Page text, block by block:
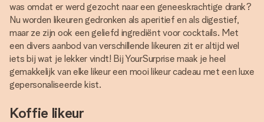
was omdat er werd gezocht naar een geneeskrachtige drank?
Nu worden likeuren gedronken als aperitief en als digestief,
maar ze zijn ook een geliefd ingrediënt voor cocktails. Met
een divers aanbod van verschillende likeuren zit er altijd wel
iets bij wat je lekker vindt! Bij YourSurprise maak je heel
gemakkelijk van elke likeur een mooi likeur cadeau met een luxe
gepersonaliseerde kist.
Koffie likeur